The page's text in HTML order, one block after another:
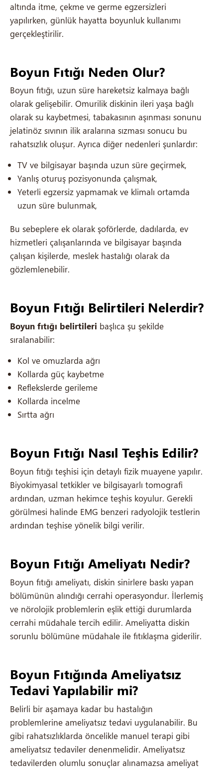
altında itme, çekme ve germe egzersizleri
yapılırken, günlük hayatta boyunluk kullanımı
gerçekleştirilir.
Boyun Fıtığı Neden Olur?
Boyun fıtığı, uzun süre hareketsiz kalmaya bağlı
olarak gelişebilir. Omurilik diskinin ileri yaşa bağlı
olarak su kaybetmesi, tabakasının aşınması sonunu
jelatinöz sıvının ilik aralarına sızması sonucu bu
rahatsızlık oluşur. Ayrıca diğer nedenleri şunlardır:
TV ve bilgisayar başında uzun süre geçirmek,
Yanlış oturuş pozisyonunda çalışmak,
Yeterli egzersiz yapmamak ve klimalı ortamda
uzun süre bulunmak,
Bu sebeplere ek olarak şoförlerde, dadılarda, ev
hizmetleri çalışanlarında ve bilgisayar başında
çalışan kişilerde, meslek hastalığı olarak da
gözlemlenebilir.
Boyun Fıtığı Belirtileri Nelerdir?
Boyun fıtığı belirtileri başlıca şu şekilde
sıralanabilir:
Kol ve omuzlarda ağrı
Kollarda güç kaybetme
Reflekslerde gerileme
Kollarda incelme
Sırtta ağrı
Boyun Fıtığı Nasıl Teşhis Edilir?
Boyun fıtığı teşhisi için detaylı fizik muayene yapılır.
Biyokimyasal tetkikler ve bilgisayarlı tomografi
ardından, uzman hekimce teşhis koyulur. Gerekli
görülmesi halinde EMG benzeri radyolojik testlerin
ardından teşhise yönelik bilgi verilir.
Boyun Fıtığı Ameliyatı Nedir?
Boyun fıtığı ameliyatı, diskin sinirlere baskı yapan
bölümünün alındığı cerrahi operasyondur. İlerlemiş
ve nörolojik problemlerin eşlik ettiği durumlarda
cerrahi müdahale tercih edilir. Ameliyatta diskin
sorunlu bölümüne müdahale ile fıtıklaşma giderilir.
Boyun Fıtığında Ameliyatsız
Tedavi Yapılabilir mi?
Belirli bir aşamaya kadar bu hastalığın
problemlerine ameliyatsız tedavi uygulanabilir. Bu
gibi rahatsızlıklarda öncelikle manuel terapi gibi
ameliyatsız tedaviler denenmelidir. Ameliyatsız
tedavilerden olumlu sonuçlar alınamazsa ameliyat